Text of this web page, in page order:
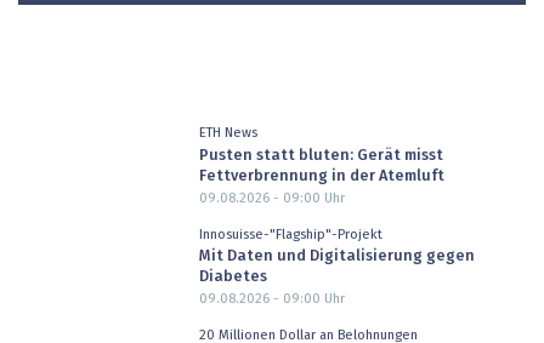
ETH News
Pusten statt bluten: Gerät misst
Fettverbrennung in der Atemluft
09.08.2026 - 09:00 Uhr
Innosuisse-"Flagship"-Projekt
Mit Daten und Digitalisierung gegen
Diabetes
09.08.2026 - 09:00 Uhr
20 Millionen Dollar an Belohnungen